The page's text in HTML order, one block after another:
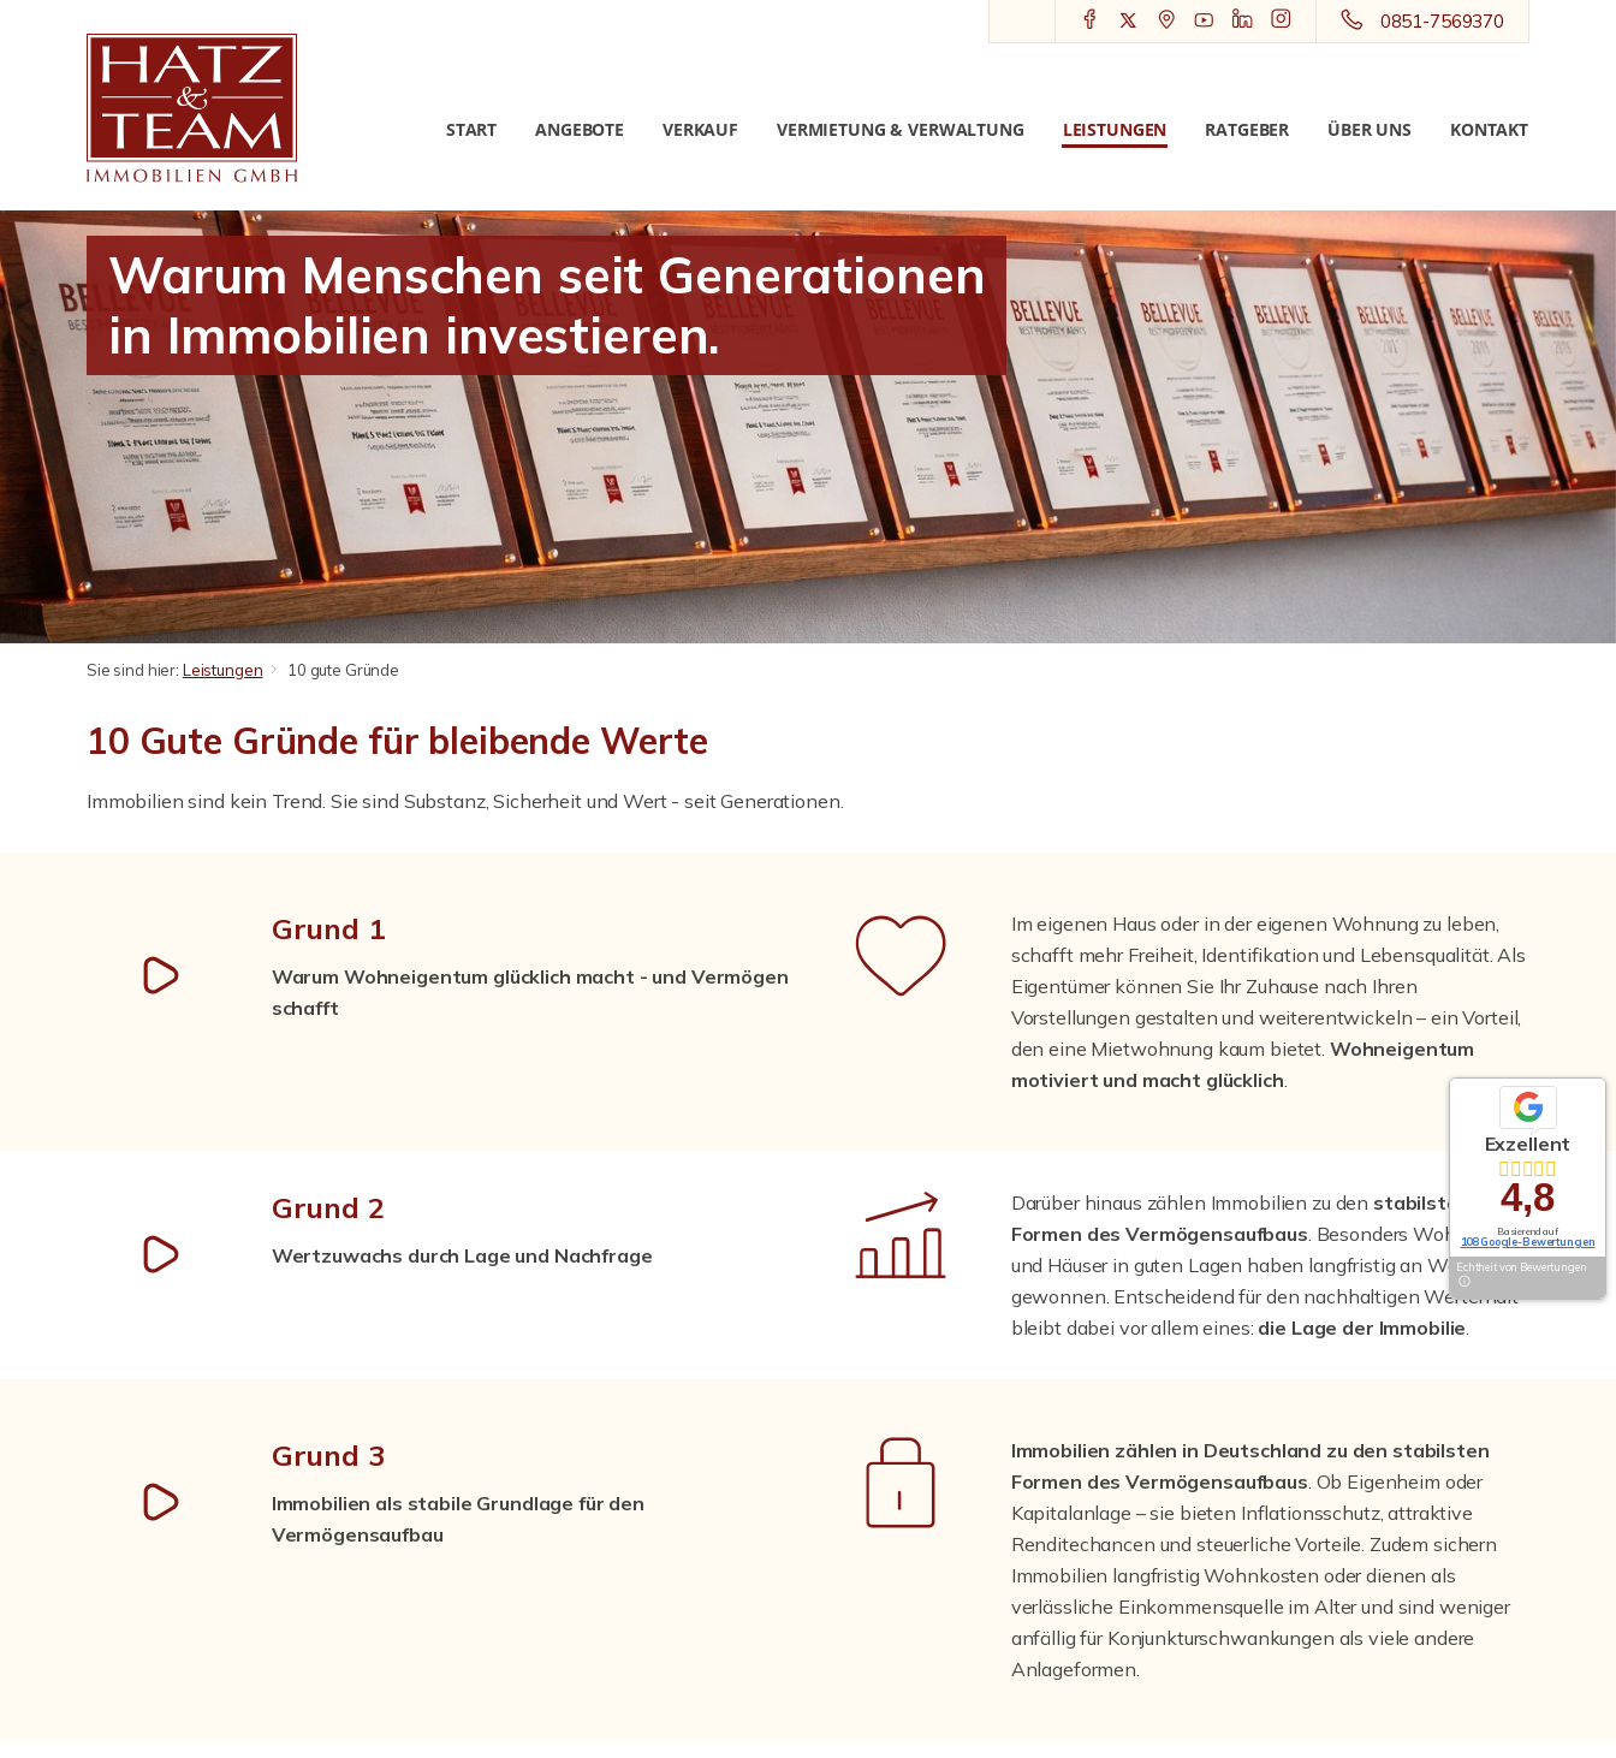
0851-7569370
START ANGEBOTE VERKAUF VERMIETUNG & VERWALTUNG LEISTUNGEN RATGEBER ÜBER UNS KONTAKT
Warum Menschen seit Generationen
in Immobilien investieren.
Sie sind hier: Leistungen 10 gute Gründe
10 Gute Gründe für bleibende Werte
Immobilien sind kein Trend. Sie sind Substanz, Sicherheit und Wert - seit Generationen.
Grund 1
Warum Wohneigentum glücklich macht - und Vermögen
schafft
Im eigenen Haus oder in der eigenen Wohnung zu leben,
schafft mehr Freiheit, Identifikation und Lebensqualität. Als
Eigentümer können Sie Ihr Zuhause nach Ihren
Vorstellungen gestalten und weiterentwickeln – ein Vorteil,
den eine Mietwohnung kaum bietet. Wohneigentum
motiviert und macht glücklich.
Grund 2
Wertzuwachs durch Lage und Nachfrage
Darüber hinaus zählen Immobilien zu den stabilsten
Formen des Vermögensaufbaus. Besonders Wohnungen
und Häuser in guten Lagen haben langfristig an Wert
gewonnen. Entscheidend für den nachhaltigen Werterhalt
bleibt dabei vor allem eines: die Lage der Immobilie.
Grund 3
Immobilien als stabile Grundlage für den
Vermögensaufbau
Immobilien zählen in Deutschland zu den stabilsten
Formen des Vermögensaufbaus. Ob Eigenheim oder
Kapitalanlage – sie bieten Inflationsschutz, attraktive
Renditechancen und steuerliche Vorteile. Zudem sichern
Immobilien langfristig Wohnkosten oder dienen als
verlässliche Einkommensquelle im Alter und sind weniger
anfällig für Konjunkturschwankungen als viele andere
Anlageformen.
Exzellent
4,8
Basierend auf
108 Google-Bewertungen
Echtheit von Bewertungen